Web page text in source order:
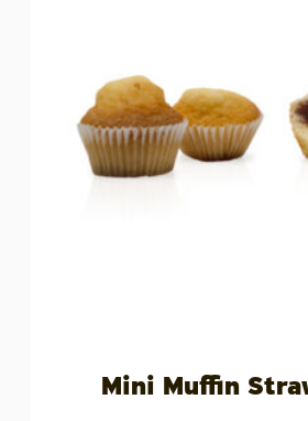
Mini Muffin